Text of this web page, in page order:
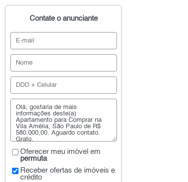
Contate o anunciante
Oferecer meu imóvel em
permuta
Receber ofertas de imóveis e
crédito